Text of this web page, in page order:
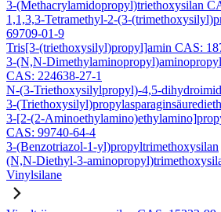
3-(Methacrylamidopropyl)triethoxysilan
1,1,3,3-Tetramethyl-2-(3-
69709-01-9
Tris[3-(triethoxysilyl)propyl]amin CAS:
3-(N,N-
CAS: 224638-27-1
N-(3-Triethoxysilylpropyl)-4,5-
3-
3-[2-(2-
CAS: 99740-64-4
3-(Benzotriazol-1-yl)propyltrimethoxysilan
(N,N-Diethyl-3-
Vinylsilane